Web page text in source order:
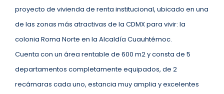
proyecto de vivienda de renta institucional, ubicado en una
de las zonas más atractivas de la CDMX para vivir: la
colonia Roma Norte en la Alcaldía Cuauhtémoc.
Cuenta con un área rentable de 600 m2 y consta de 5
departamentos completamente equipados, de 2
recámaras cada uno, estancia muy amplia y excelentes